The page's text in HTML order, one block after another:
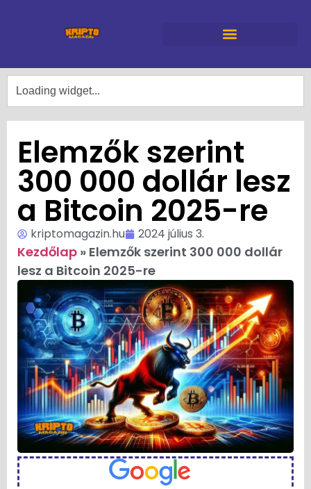
Elemzők szerint
300 000 dollár lesz
a Bitcoin 2025-re
kriptomagazin.hu 2024 július 3.
Kezdőlap » Elemzők szerint 300 000 dollár
lesz a Bitcoin 2025-re